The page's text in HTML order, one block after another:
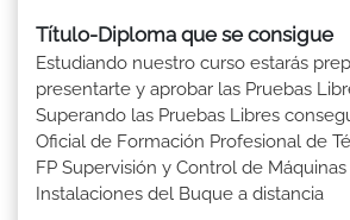
Título-Diploma que se consigue
Estudiando nuestro curso estarás
presentarte y aprobar las Pruebas
Superando las Pruebas Libres
Oficial de Formación Profesional de
FP Supervisión y Control de
Instalaciones del Buque a distancia